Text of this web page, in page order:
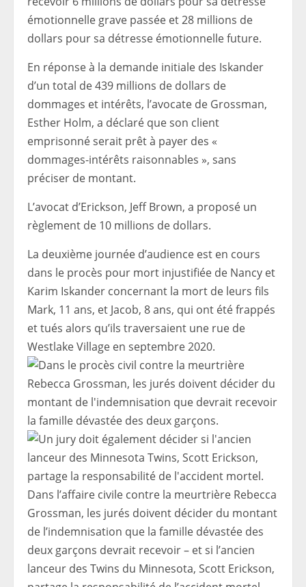
émotionnelle grave passée et 28 millions de
dollars pour sa détresse émotionnelle future.
En réponse à la demande initiale des Iskander
d’un total de 439 millions de dollars de
dommages et intérêts, l’avocate de Grossman,
Esther Holm, a déclaré que son client
emprisonné serait prêt à payer des «
dommages-intérêts raisonnables », sans
préciser de montant.
L’avocat d’Erickson, Jeff Brown, a proposé un
règlement de 10 millions de dollars.
La deuxième journée d’audience est en cours
dans le procès pour mort injustifiée de Nancy et
Karim Iskander concernant la mort de leurs fils
Mark, 11 ans, et Jacob, 8 ans, qui ont été frappés
et tués alors qu’ils traversaient une rue de
Westlake Village en septembre 2020.
Dans l’affaire civile contre la meurtrière Rebecca
Grossman, les jurés doivent décider du montant
de l’indemnisation que la famille dévastée des
deux garçons devrait recevoir – et si l’ancien
lanceur des Twins du Minnesota, Scott Erickson,